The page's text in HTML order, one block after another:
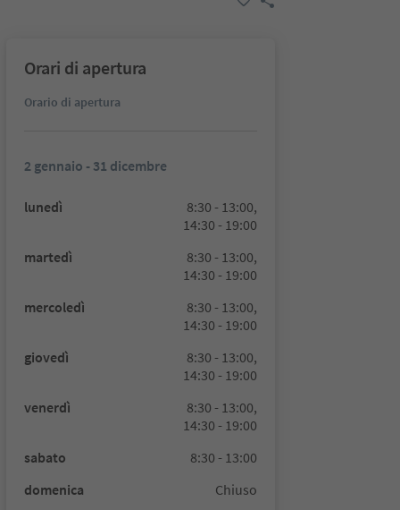
Orari di apertura
Orario di apertura
2 gennaio - 31 dicembre
lunedì
8:30 - 13:00,
14:30 - 19:00
martedì
8:30 - 13:00,
14:30 - 19:00
mercoledì
8:30 - 13:00,
14:30 - 19:00
giovedì
8:30 - 13:00,
14:30 - 19:00
venerdì
8:30 - 13:00,
14:30 - 19:00
sabato
8:30 - 13:00
domenica
Chiuso